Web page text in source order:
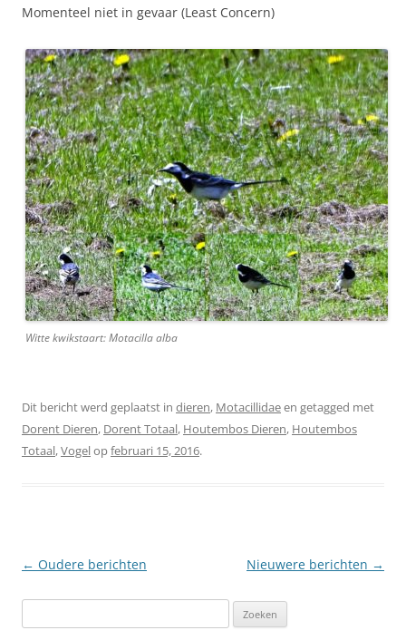
Momenteel niet in gevaar (Least Concern)
Witte kwikstaart: Motacilla alba
Dit bericht werd geplaatst in dieren, Motacillidaeen getagged met
Dorent Dieren, Dorent Totaal, Houtembos Dieren, Houtembos
Totaal,Vogelopfebruari 15, 2016.
Berichtnavigatie
← Oudere berichten Nieuwere berichten →
naar: